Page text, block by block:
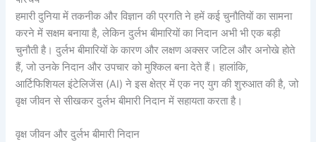
हमारी दुनिया में तकनीक और विज्ञान की प्रगति ने हमें कई चुनौतियों का सामना
करने में सक्षम बनाया है, लेकिन दुर्लभ बीमारियों का निदान अभी भी एक बड़ी
चुनौती है। दुर्लभ बीमारियों के कारण और लक्षण अक्सर जटिल और अनोखे होते
हैं, जो उनके निदान और उपचार को मुश्किल बना देते हैं। हालांकि,
आर्टिफिशियल इंटेलिजेंस (AI) ने इस क्षेत्र में एक नए युग की शुरुआत की है, जो
वृक्ष जीवन से सीखकर दुर्लभ बीमारी निदान में सहायता करता है।
वृक्ष जीवन और दुर्लभ बीमारी निदान